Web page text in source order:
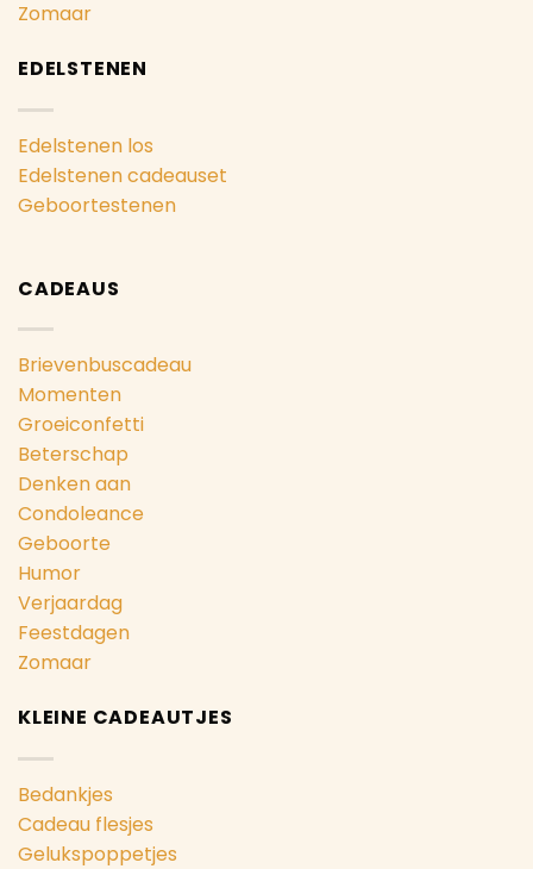
Zomaar
EDELSTENEN
Edelstenen los
Edelstenen cadeauset
Geboortestenen
CADEAUS
Brievenbuscadeau
Momenten
Groeiconfetti
Beterschap
Denken aan
Condoleance
Geboorte
Humor
Verjaardag
Feestdagen
Zomaar
KLEINE CADEAUTJES
Bedankjes
Cadeau flesjes
Gelukspoppetjes